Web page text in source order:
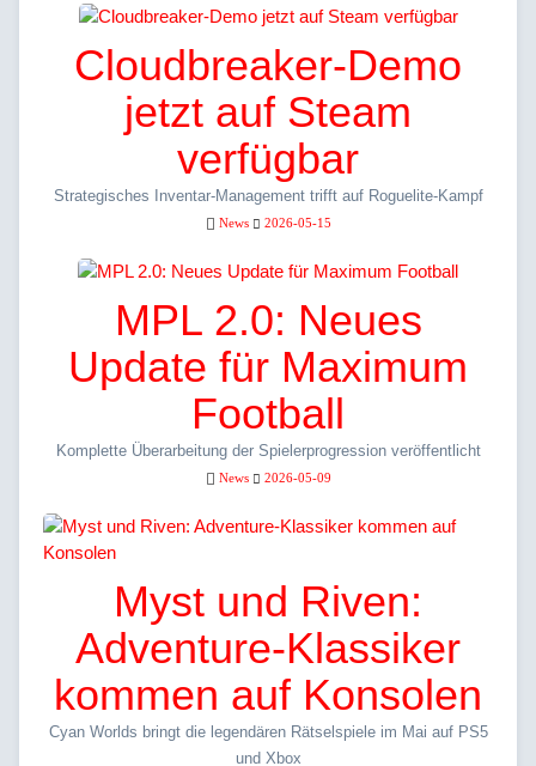
Cloudbreaker-Demo
jetzt auf Steam
verfügbar
Strategisches Inventar-Management trifft auf Roguelite-Kampf
News 2026-05-15
MPL 2.0: Neues
Update für Maximum
Football
Komplette Überarbeitung der Spielerprogression veröffentlicht
News 2026-05-09
Myst und Riven:
Adventure-Klassiker
kommen auf Konsolen
Cyan Worlds bringt die legendären Rätselspiele im Mai auf PS5
und Xbox